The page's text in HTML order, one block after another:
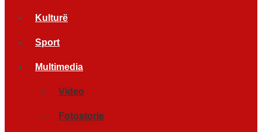
Kulturë
Sport
Multimedia
Video
Fotostorje